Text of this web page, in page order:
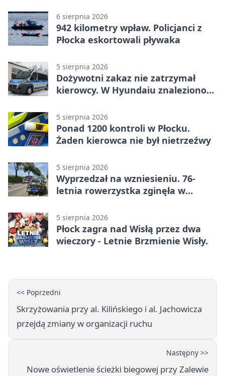
6 sierpnia 2026
942 kilometry wpław. Policjanci z
Płocka eskortowali pływaka
5 sierpnia 2026
Dożywotni zakaz nie zatrzymał
kierowcy. W Hyundaiu znaleziono
5 sierpnia 2026
Ponad 1200 kontroli w Płocku.
Żaden kierowca nie był nietrzeźwy
5 sierpnia 2026
Wyprzedzał na wzniesieniu. 76-
letnia rowerzystka zginęła w
5 sierpnia 2026
Płock zagra nad Wisłą przez dwa
wieczory - Letnie Brzmienie Wisły.
<< Poprzedni
Skrzyżowania przy al. Kilińskiego i al. Jachowicza
przejdą zmiany w organizacji ruchu
Następny >>
Nowe oświetlenie ścieżki biegowej przy Zalewie